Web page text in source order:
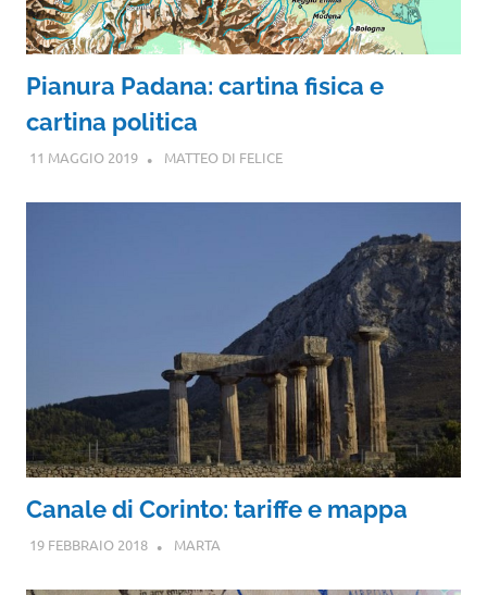
Pianura Padana: cartina fisica e
cartina politica
11 MAGGIO 2019 MATTEO DI FELICE
Canale di Corinto: tariffe e mappa
19 FEBBRAIO 2018 MARTA